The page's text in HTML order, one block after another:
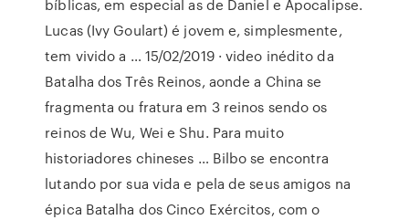
bíblicas, em especial as de Daniel e Apocalipse.
Lucas (Ivy Goulart) é jovem e, simplesmente,
tem vivido a … 15/02/2019 · video inédito da
Batalha dos Três Reinos, aonde a China se
fragmenta ou fratura em 3 reinos sendo os
reinos de Wu, Wei e Shu. Para muito
historiadores chineses … Bilbo se encontra
lutando por sua vida e pela de seus amigos na
épica Batalha dos Cinco Exércitos, com o